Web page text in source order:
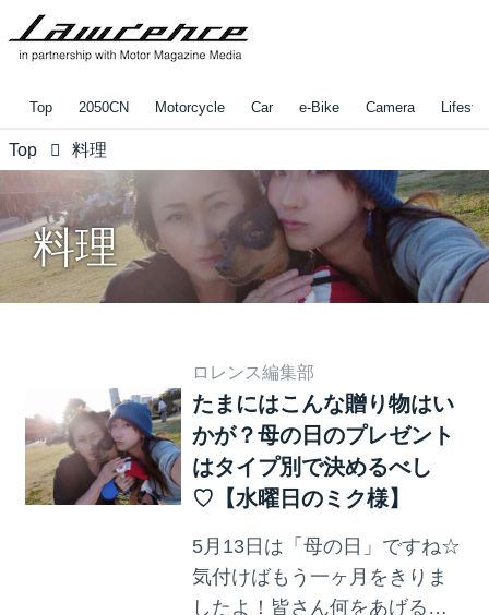
Top 2050CN Motorcycle Car e-Bike Camera
Top 料理
料理
ロレンス編集部
たまにはこんな贈り物はい
かが？母の日のプレゼント
はタイプ別で決めるべし
♡【水曜日のミク様】
5月13日は「母の日」ですね☆
気付けばもう一ヶ月をきりま
したよ！皆さん何をあげるか